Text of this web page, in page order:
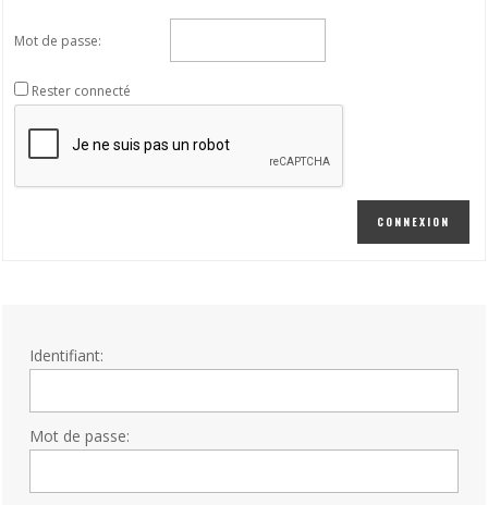
Mot de passe:
Rester connecté
CONNEXION
Identifiant:
Mot de passe: